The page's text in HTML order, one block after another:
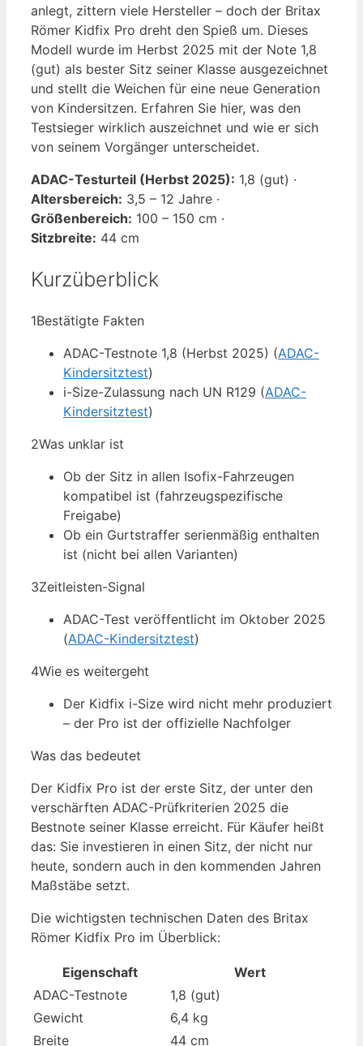
anlegt, zittern viele Hersteller – doch der Britax
Römer Kidfix Pro dreht den Spieß um. Dieses
Modell wurde im Herbst 2025 mit der Note 1,8
(gut) als bester Sitz seiner Klasse ausgezeichnet
und stellt die Weichen für eine neue Generation
von Kindersitzen. Erfahren Sie hier, was den
Testsieger wirklich auszeichnet und wie er sich
von seinem Vorgänger unterscheidet.
ADAC-Testurteil (Herbst 2025): 1,8 (gut) ·
Altersbereich: 3,5 – 12 Jahre ·
Größenbereich: 100 – 150 cm ·
Sitzbreite: 44 cm
Kurzüberblick
1Bestätigte Fakten
ADAC-Testnote 1,8 (Herbst 2025) (ADAC-
Kindersitztest)
i-Size-Zulassung nach UN R129 (ADAC-
Kindersitztest)
2Was unklar ist
Ob der Sitz in allen Isofix-Fahrzeugen
kompatibel ist (fahrzeugspezifische
Freigabe)
Ob ein Gurtstraffer serienmäßig enthalten
ist (nicht bei allen Varianten)
3Zeitleisten-Signal
ADAC-Test veröffentlicht im Oktober 2025
(ADAC-Kindersitztest)
4Wie es weitergeht
Der Kidfix i-Size wird nicht mehr produziert
– der Pro ist der offizielle Nachfolger
Was das bedeutet
Der Kidfix Pro ist der erste Sitz, der unter den
verschärften ADAC-Prüfkriterien 2025 die
Bestnote seiner Klasse erreicht. Für Käufer heißt
das: Sie investieren in einen Sitz, der nicht nur
heute, sondern auch in den kommenden Jahren
Maßstäbe setzt.
Die wichtigsten technischen Daten des Britax
Römer Kidfix Pro im Überblick:
Eigenschaft
Wert
ADAC-Testnote
1,8 (gut)
Gewicht
6,4 kg
Breite
44 cm